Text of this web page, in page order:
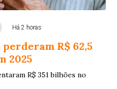
Há 2 horas
R$ 62,5
2025
R$ 351 bilhões no